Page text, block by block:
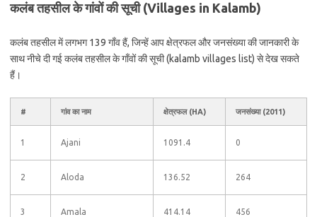
कलंब तहसील के गांवों की सूची (Villages in Kalamb)
कलंब तहसील में लगभग 139 गाँव हैं, जिन्हें आप क्षेत्रफल और जनसंख्या की जानकारी के
साथ नीचे दी गई कलंब तहसील के गाँवों की सूची (kalamb villages list) से देख सकते
हैं।
# गांव का नाम क्षेत्रफल (HA) जनसंख्या (2011)
1 Ajani 1091.4 0
2 Aloda 136.52 264
3 Amala 414.14 456